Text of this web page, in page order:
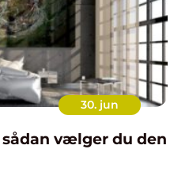
30. jun